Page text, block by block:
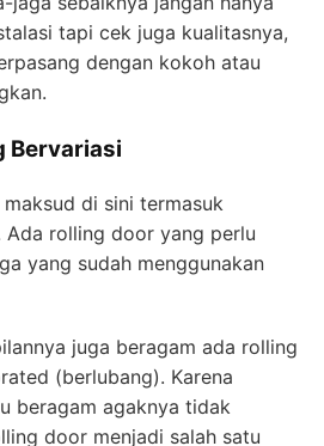
tapi cek juga kualitasnya,
dengan kokoh atau
Bervariasi
di sini termasuk
rolling door yang perlu
yang sudah menggunakan
juga beragam ada rolling
(berlubang). Karena
beragam agaknya tidak
door menjadi salah satu